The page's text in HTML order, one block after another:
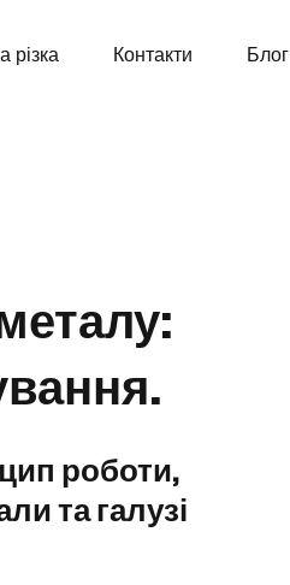
різка Контакти Блог
роботи,
та галузі